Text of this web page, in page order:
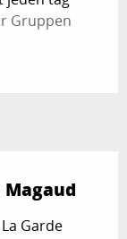
Gruppen
Garde